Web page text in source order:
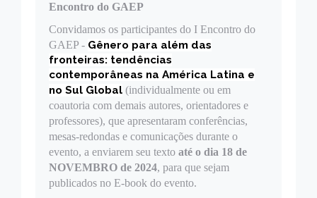
Encontro do GAEP
Convidamos os participantes do I Encontro do
GAEP - Gênero para além das
fronteiras: tendências
contemporâneas na América Latina e
no Sul Global (individualmente ou em
coautoria com demais autores, orientadores e
professores), que apresentaram conferências,
mesas-redondas e comunicações durante o
evento, a enviarem seu texto até o dia 18 de
NOVEMBRO de 2024, para que sejam
publicados no E-book do evento.